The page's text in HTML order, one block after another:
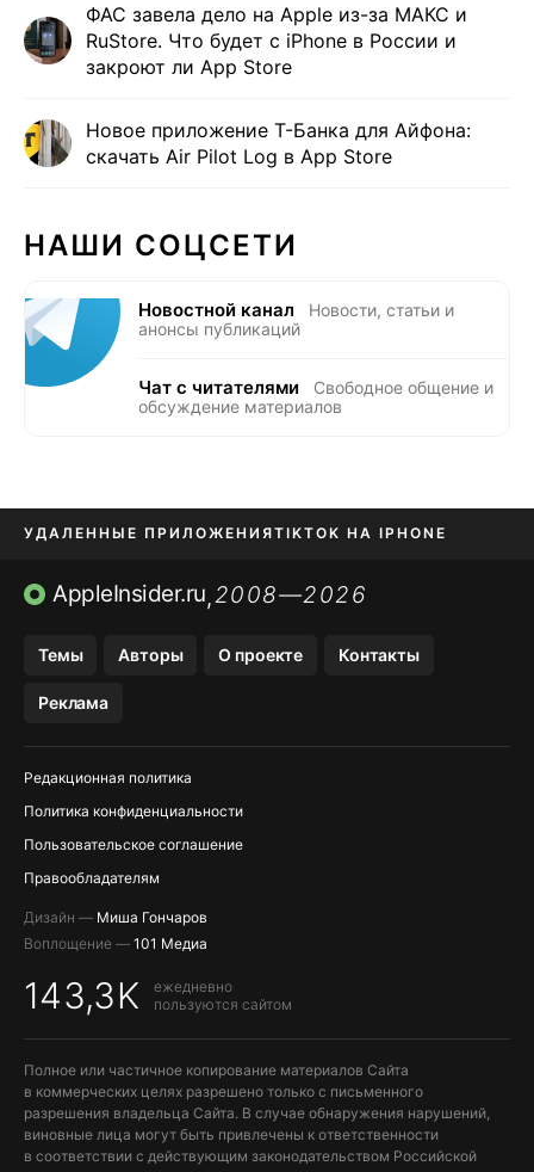
ФАС завела дело на Apple из-за МАКС и
RuStore. Что будет с iPhone в России и
закроют ли App Store
Новое приложение Т-Банка для Айфона:
скачать Air Pilot Log в App Store
НАШИ СОЦСЕТИ
Новостной канал
Новости, статьи и
анонсы публикаций
Чат с читателями
Свободное общение и
обсуждение материалов
УДАЛЕННЫЕ ПРИЛОЖЕНИЯTIKTOK НА IPHONE
ПРИЛОЖЕНИЯ БЕЗ APP STORE
AppleInsider.ru,2008—2026
Темы Авторы О проекте Контакты
Реклама
Редакционная политика
Политика конфиденциальности
Пользовательское соглашение
Правообладателям
Дизайн — Миша Гончаров
Воплощение — 101 Медиа
143,3K
ежедневно
пользуются сайтом
Полное или частичное копирование материалов Сайта
в коммерческих целях разрешено только с письменного
разрешения владельца Сайта. В случае обнаружения нарушений,
виновные лица могут быть привлечены к ответственности
в соответствии с действующим законодательством Российской